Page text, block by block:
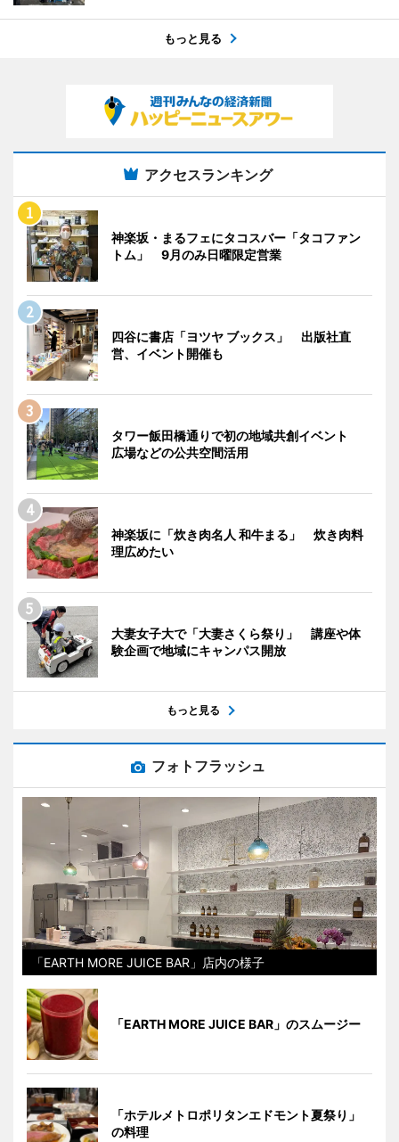
もっと見る
アクセスランキング
神楽坂・まるフェにタコスバー「タコファン
トム」 9月のみ日曜限定営業
四谷に書店「ヨツヤ ブックス」 出版社直
営、イベント開催も
タワー飯田橋通りで初の地域共創イベント
広場などの公共空間活用
神楽坂に「炊き肉名人 和牛まる」 炊き肉料
理広めたい
大妻女子大で「大妻さくら祭り」 講座や体
験企画で地域にキャンパス開放
もっと見る
フォトフラッシュ
「EARTH MORE JUICE BAR」店内の様子
「EARTH MORE JUICE BAR」のスムージー
「ホテルメトロポリタンエドモント夏祭り」
の料理